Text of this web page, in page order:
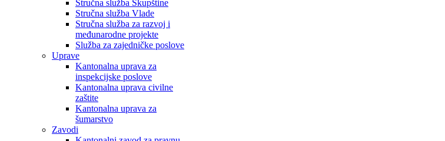
Stručna služba Skupštine
Stručna služba Vlade
Stručna služba za razvoj i
međunarodne projekte
Služba za zajedničke poslove
Uprave
Kantonalna uprava za
inspekcijske poslove
Kantonalna uprava civilne
zaštite
Kantonalna uprava za
šumarstvo
Zavodi